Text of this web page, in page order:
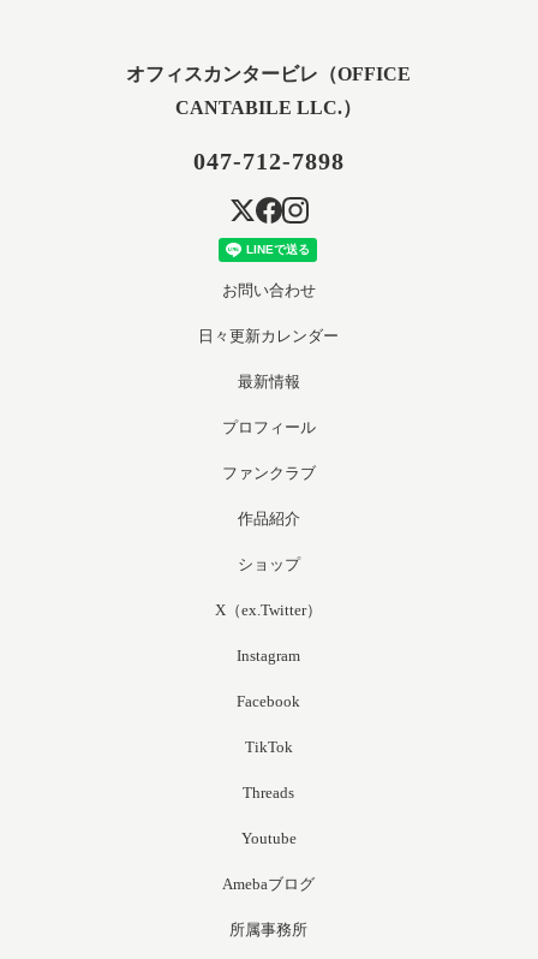
オフィスカンタービレ（OFFICE
CANTABILE LLC.）
047-712-7898
お問い合わせ
日々更新カレンダー
最新情報
プロフィール
ファンクラブ
作品紹介
ショップ
X（ex.Twitter）
Instagram
Facebook
TikTok
Threads
Youtube
Amebaブログ
所属事務所